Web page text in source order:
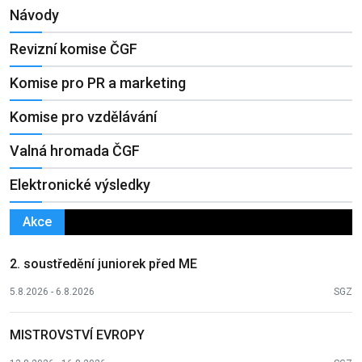
Návody
Revizní komise ČGF
Komise pro PR a marketing
Komise pro vzdělávání
Valná hromada ČGF
Elektronické výsledky
Akce
2. soustředění juniorek před ME
5.8.2026 - 6.8.2026 SGZ
MISTROVSTVÍ EVROPY